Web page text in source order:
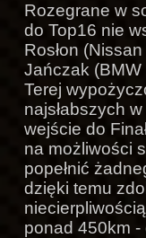
Rozegrane w
do Top16 nie
Rosłon
Jańczak
Terej
najsłabszych
wejście do
na możliwości
popełnić
dzięki temu
ponad 450km